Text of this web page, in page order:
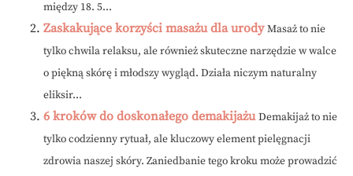
między 18. 5...
Zaskakujące korzyści masażu dla urody Masaż to nie
tylko chwila relaksu, ale również skuteczne narzędzie w walce
o piękną skórę i młodszy wygląd. Działa niczym naturalny
eliksir...
6 kroków do doskonałego demakijażu Demakijaż to nie
tylko codzienny rytuał, ale kluczowy element pielęgnacji
zdrowia naszej skóry. Zaniedbanie tego kroku może prowadzić